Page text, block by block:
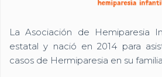
La Asociación de Hemiparesia
estatal y nació en 2014 para
casos de Hermiparesia en su